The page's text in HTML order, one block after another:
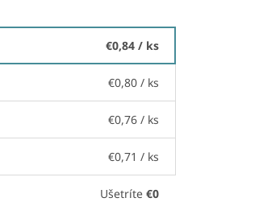
€0,84 / ks
€0,80 / ks
€0,76 / ks
€0,71 / ks
Ušetríte €0